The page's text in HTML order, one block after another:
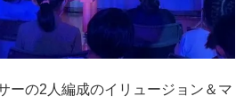
ーの2人編成のイリュージョン＆マ